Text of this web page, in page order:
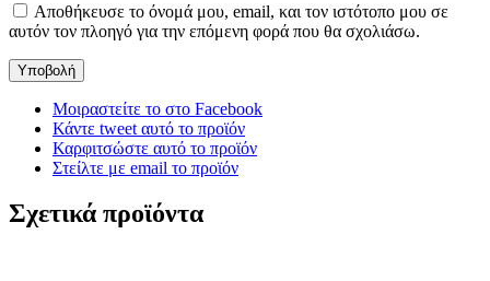
Αποθήκευσε το όνομά μου, email, και τον ιστότοπο μου σε
αυτόν τον πλοηγό για την επόμενη φορά που θα σχολιάσω.
Μοιραστείτε το στο Facebook
Κάντε tweet αυτό το προϊόν
Καρφιτσώστε αυτό το προϊόν
Στείλτε με email το προϊόν
Σχετικά προϊόντα